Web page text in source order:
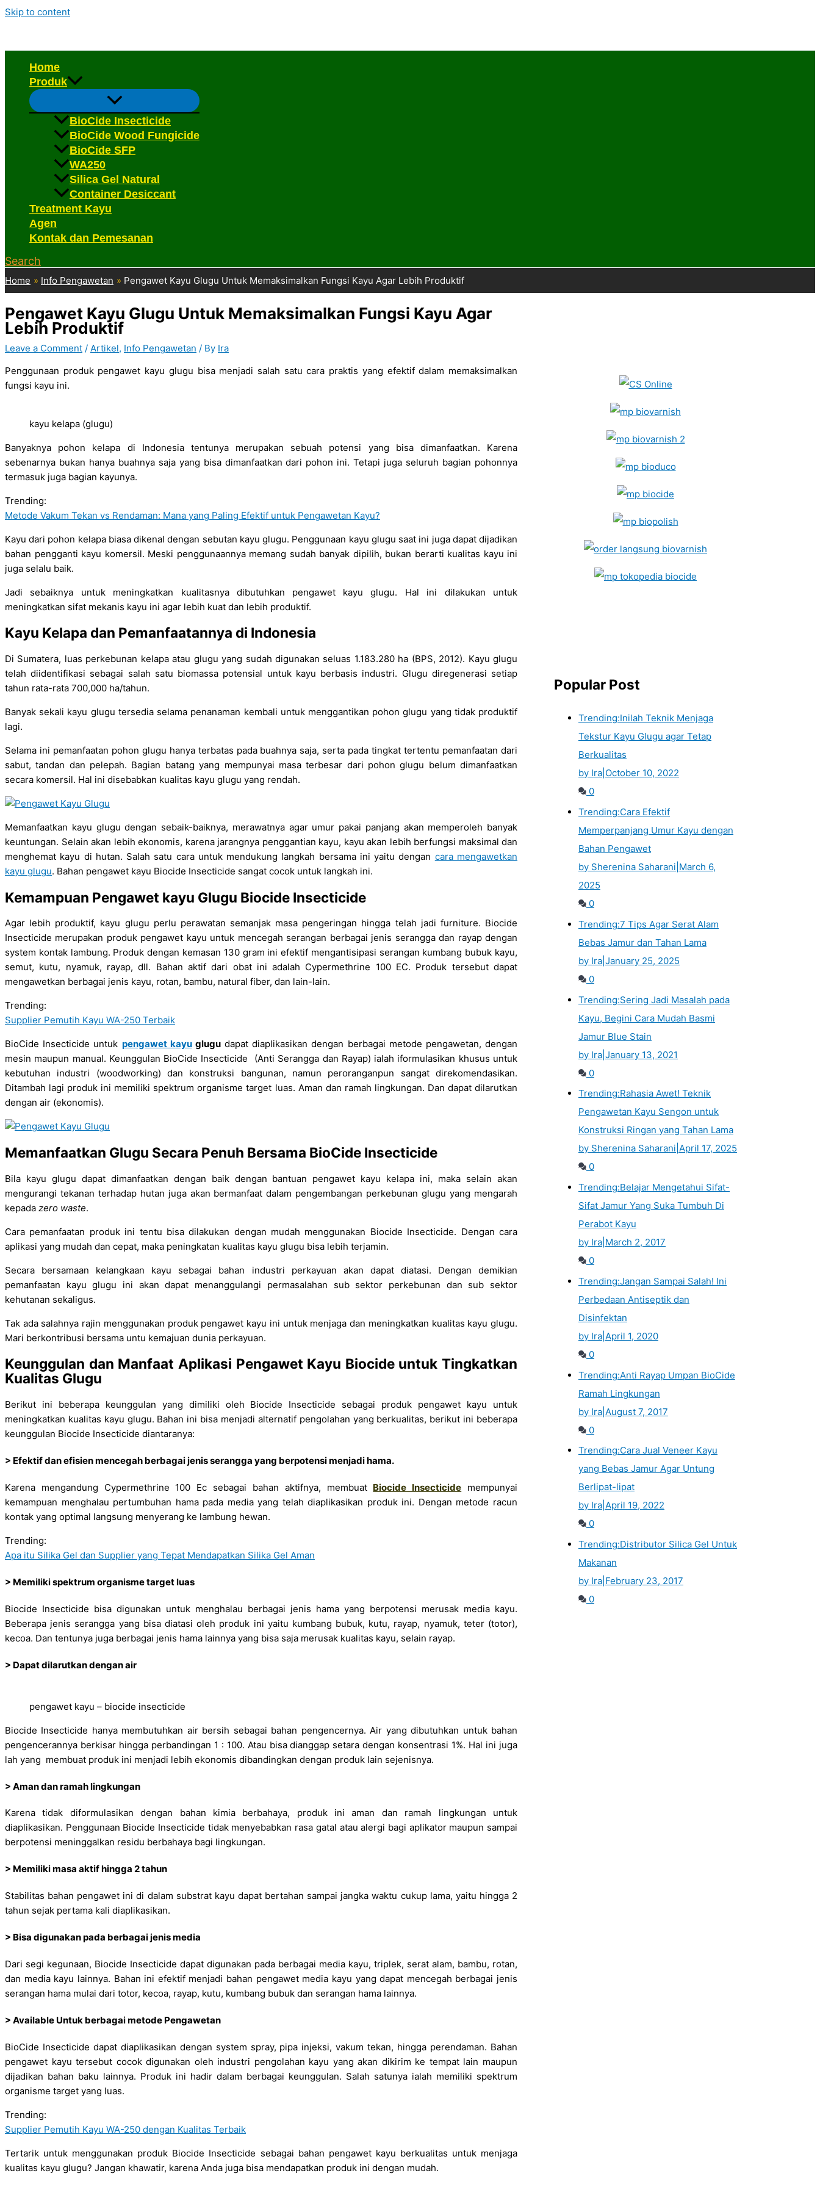
Skip to content
Home
Produk
BioCide Insecticide
BioCide Wood Fungicide
BioCide SFP
WA250
Silica Gel Natural
Container Desiccant
Treatment Kayu
Agen
Kontak dan Pemesanan
Search
Home Info Pengawetan Pengawet Kayu Glugu Untuk Memaksimalkan Fungsi Kayu Agar Lebih Produktif
Pengawet Kayu Glugu Untuk Memaksimalkan Fungsi Kayu Agar
Lebih Produktif
Leave a Comment / Artikel, Info Pengawetan / By Ira
Penggunaan produk pengawet kayu glugu bisa menjadi salah satu cara praktis yang efektif dalam memaksimalkan
fungsi kayu ini.
kayu kelapa (glugu)
Banyaknya pohon kelapa di Indonesia tentunya merupakan sebuah potensi yang bisa dimanfaatkan. Karena
sebenarnya bukan hanya buahnya saja yang bisa dimanfaatkan dari pohon ini. Tetapi juga seluruh bagian pohonnya
termasuk juga bagian kayunya.
Trending:
Metode Vakum Tekan vs Rendaman: Mana yang Paling Efektif untuk Pengawetan Kayu?
Kayu dari pohon kelapa biasa dikenal dengan sebutan kayu glugu. Penggunaan kayu glugu saat ini juga dapat dijadikan
bahan pengganti kayu komersil. Meski penggunaannya memang sudah banyak dipilih, bukan berarti kualitas kayu ini
juga selalu baik.
Jadi sebaiknya untuk meningkatkan kualitasnya dibutuhkan pengawet kayu glugu. Hal ini dilakukan untuk
meningkatkan sifat mekanis kayu ini agar lebih kuat dan lebih produktif.
Kayu Kelapa dan Pemanfaatannya di Indonesia
Di Sumatera, luas perkebunan kelapa atau glugu yang sudah digunakan seluas 1.183.280 ha (BPS, 2012). Kayu glugu
telah diidentifikasi sebagai salah satu biomassa potensial untuk kayu berbasis industri. Glugu diregenerasi setiap
tahun rata-rata 700,000 ha/tahun.
Banyak sekali kayu glugu tersedia selama penanaman kembali untuk menggantikan pohon glugu yang tidak produktif
lagi.
Selama ini pemanfaatan pohon glugu hanya terbatas pada buahnya saja, serta pada tingkat tertentu pemanfaatan dari
sabut, tandan dan pelepah. Bagian batang yang mempunyai masa terbesar dari pohon glugu belum dimanfaatkan
secara komersil. Hal ini disebabkan kualitas kayu glugu yang rendah.
Memanfaatkan kayu glugu dengan sebaik-baiknya, merawatnya agar umur pakai panjang akan memperoleh banyak
keuntungan. Selain akan lebih ekonomis, karena jarangnya penggantian kayu, kayu akan lebih berfungsi maksimal dan
menghemat kayu di hutan. Salah satu cara untuk mendukung langkah bersama ini yaitu dengan cara mengawetkan
kayu glugu. Bahan pengawet kayu Biocide Insecticide sangat cocok untuk langkah ini.
Kemampuan Pengawet kayu Glugu Biocide Insecticide
Agar lebih produktif, kayu glugu perlu perawatan semanjak masa pengeringan hingga telah jadi furniture. Biocide
Insecticide merupakan produk pengawet kayu untuk mencegah serangan berbagai jenis serangga dan rayap dengan
system kontak lambung. Produk dengan kemasan 130 gram ini efektif mengantisipasi serangan kumbang bubuk kayu,
semut, kutu, nyamuk, rayap, dll. Bahan aktif dari obat ini adalah Cypermethrine 100 EC. Produk tersebut dapat
mengawetkan berbagai jenis kayu, rotan, bambu, natural fiber, dan lain-lain.
Trending:
Supplier Pemutih Kayu WA-250 Terbaik
BioCide Insecticide untuk pengawet kayuglugudapat diaplikasikan dengan berbagai metode pengawetan, dengan
mesin maupun manual. Keunggulan BioCide Insecticide (Anti Serangga dan Rayap) ialah iformulasikan khusus untuk
kebutuhan industri (woodworking) dan konstruksi bangunan, namun peroranganpun sangat direkomendasikan.
Ditambah lagi produk ini memiliki spektrum organisme target luas. Aman dan ramah lingkungan. Dan dapat dilarutkan
dengan air (ekonomis).
Memanfaatkan Glugu Secara Penuh Bersama BioCide Insecticide
Bila kayu glugu dapat dimanfaatkan dengan baik dengan bantuan pengawet kayu kelapa ini, maka selain akan
mengurangi tekanan terhadap hutan juga akan bermanfaat dalam pengembangan perkebunan glugu yang mengarah
kepada zero waste.
Cara pemanfaatan produk ini tentu bisa dilakukan dengan mudah menggunakan Biocide Insecticide. Dengan cara
aplikasi yang mudah dan cepat, maka peningkatan kualitas kayu glugu bisa lebih terjamin.
Secara bersamaan kelangkaan kayu sebagai bahan industri perkayuan akan dapat diatasi. Dengan demikian
pemanfaatan kayu glugu ini akan dapat menanggulangi permasalahan sub sektor perkebunan dan sub sektor
kehutanan sekaligus.
Tak ada salahnya rajin menggunakan produk pengawet kayu ini untuk menjaga dan meningkatkan kualitas kayu glugu.
Mari berkontribusi bersama untu kemajuan dunia perkayuan.
Keunggulan dan Manfaat Aplikasi Pengawet Kayu Biocide untuk Tingkatkan
Kualitas Glugu
Berikut ini beberapa keunggulan yang dimiliki oleh Biocide Insecticide sebagai produk pengawet kayu untuk
meningkatkan kualitas kayu glugu. Bahan ini bisa menjadi alternatif pengolahan yang berkualitas, berikut ini beberapa
keunggulan Biocide Insecticide diantaranya:
> Efektif dan efisien mencegah berbagai jenis serangga yang berpotensi menjadi hama.
Karena mengandung Cypermethrine 100 Ec sebagai bahan aktifnya, membuat Biocide Insecticide mempunyai
kemampuan menghalau pertumbuhan hama pada media yang telah diaplikasikan produk ini. Dengan metode racun
kontak yang optimal langsung menyerang ke lambung hewan.
Trending:
Apa itu Silika Gel dan Supplier yang Tepat Mendapatkan Silika Gel Aman
> Memiliki spektrum organisme target luas
Biocide Insecticide bisa digunakan untuk menghalau berbagai jenis hama yang berpotensi merusak media kayu.
Beberapa jenis serangga yang bisa diatasi oleh produk ini yaitu kumbang bubuk, kutu, rayap, nyamuk, teter (totor),
kecoa. Dan tentunya juga berbagai jenis hama lainnya yang bisa saja merusak kualitas kayu, selain rayap.
> Dapat dilarutkan dengan air
pengawet kayu – biocide insecticide
Biocide Insecticide hanya membutuhkan air bersih sebagai bahan pengencernya. Air yang dibutuhkan untuk bahan
pengencerannya berkisar hingga perbandingan 1 : 100. Atau bisa dianggap setara dengan konsentrasi 1%. Hal ini juga
lah yang membuat produk ini menjadi lebih ekonomis dibandingkan dengan produk lain sejenisnya.
> Aman dan ramah lingkungan
Karena tidak diformulasikan dengan bahan kimia berbahaya, produk ini aman dan ramah lingkungan untuk
diaplikasikan. Penggunaan Biocide Insecticide tidak menyebabkan rasa gatal atau alergi bagi aplikator maupun sampai
berpotensi meninggalkan residu berbahaya bagi lingkungan.
> Memiliki masa aktif hingga 2 tahun
Stabilitas bahan pengawet ini di dalam substrat kayu dapat bertahan sampai jangka waktu cukup lama, yaitu hingga 2
tahun sejak pertama kali diaplikasikan.
> Bisa digunakan pada berbagai jenis media
Dari segi kegunaan, Biocide Insecticide dapat digunakan pada berbagai media kayu, triplek, serat alam, bambu, rotan,
dan media kayu lainnya. Bahan ini efektif menjadi bahan pengawet media kayu yang dapat mencegah berbagai jenis
serangan hama mulai dari totor, kecoa, rayap, kutu, kumbang bubuk dan serangan hama lainnya.
> Available Untuk berbagai metode Pengawetan
BioCide Insecticide dapat diaplikasikan dengan system spray, pipa injeksi, vakum tekan, hingga perendaman. Bahan
pengawet kayu tersebut cocok digunakan oleh industri pengolahan kayu yang akan dikirim ke tempat lain maupun
dijadikan bahan baku lainnya. Produk ini hadir dalam berbagai keunggulan. Salah satunya ialah memiliki spektrum
organisme target yang luas.
Trending:
Supplier Pemutih Kayu WA-250 dengan Kualitas Terbaik
Tertarik untuk menggunakan produk Biocide Insecticide sebagai bahan pengawet kayu berkualitas untuk menjaga
kualitas kayu glugu? Jangan khawatir, karena Anda juga bisa mendapatkan produk ini dengan mudah.
Popular Post
Trending:Inilah Teknik Menjaga
Tekstur Kayu Glugu agar Tetap
Berkualitas
by Ira October 10, 2022
0
Trending:Cara Efektif
Memperpanjang Umur Kayu dengan
Bahan Pengawet
by Sherenina Saharani March 6,
2025
0
Trending:7 Tips Agar Serat Alam
Bebas Jamur dan Tahan Lama
by Ira January 25, 2025
0
Trending:Sering Jadi Masalah pada
Kayu, Begini Cara Mudah Basmi
Jamur Blue Stain
by Ira January 13, 2021
0
Trending:Rahasia Awet! Teknik
Pengawetan Kayu Sengon untuk
Konstruksi Ringan yang Tahan Lama
by Sherenina Saharani April 17, 2025
0
Trending:Belajar Mengetahui Sifat-
Sifat Jamur Yang Suka Tumbuh Di
Perabot Kayu
by Ira March 2, 2017
0
Trending:Jangan Sampai Salah! Ini
Perbedaan Antiseptik dan
Disinfektan
by Ira April 1, 2020
0
Trending:Anti Rayap Umpan BioCide
Ramah Lingkungan
by Ira August 7, 2017
0
Trending:Cara Jual Veneer Kayu
yang Bebas Jamur Agar Untung
Berlipat-lipat
by Ira April 19, 2022
0
Trending:Distributor Silica Gel Untuk
Makanan
by Ira February 23, 2017
0